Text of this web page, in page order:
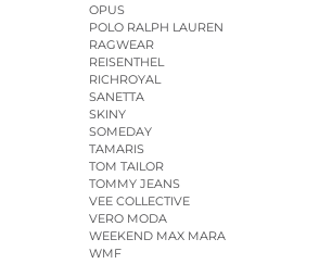
OPUS
POLO RALPH LAUREN
RAGWEAR
REISENTHEL
RICHROYAL
SANETTA
SKINY
SOMEDAY
TAMARIS
TOM TAILOR
TOMMY JEANS
VEE COLLECTIVE
VERO MODA
WEEKEND MAX MARA
WMF